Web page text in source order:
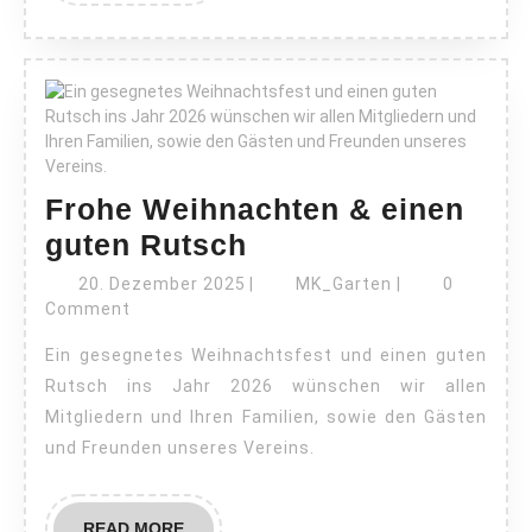
Frohe Weihnachten & einen
guten Rutsch
Weihnachten
einen
guten
Rutsch
20. Dezember 2025 20.
MK_Garten MK_Garten
0
Comment
Ein gesegnetes Weihnachtsfest und einen guten
Rutsch ins Jahr 2026 wünschen wir allen
Mitgliedern und Ihren Familien, sowie den Gästen
und Freunden unseres Vereins.
READ